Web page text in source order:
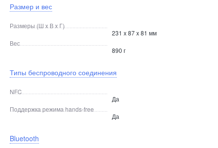
Размер и вес
Размеры (Ш x В x Г)
231 x 87 x 81 мм
Вес
890 г
Типы беспроводного соединения
NFC
Да
Поддержка режима hands-free
Да
Bluetooth